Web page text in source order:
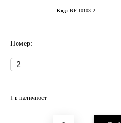
Код: BP-I0103-2
Номер:
1 в наличност